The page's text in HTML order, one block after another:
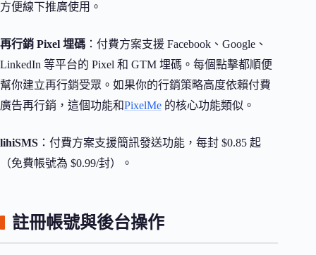
方便線下推廣使用。
再行銷 Pixel 埋碼 ：付費方案支援 Facebook、Google、
LinkedIn 等平台的 Pixel 和 GTM 埋碼。每個點擊都順便
幫你建立再行銷受眾。如果你的行銷策略高度依賴付費
廣告再行銷，這個功能和PixelMe 的核心功能類似。
lihiSMS ：付費方案支援簡訊發送功能，每封 $0.85 起
（免費帳號為 $0.99/封）。
註冊帳號與後台操作